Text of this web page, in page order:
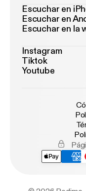
Escuchar en
Escuchar en
Escuchar en la
Instagram
Tiktok
Youtube